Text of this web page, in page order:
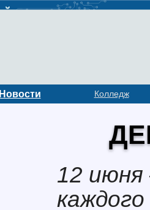
Новости Колледж
12 июня